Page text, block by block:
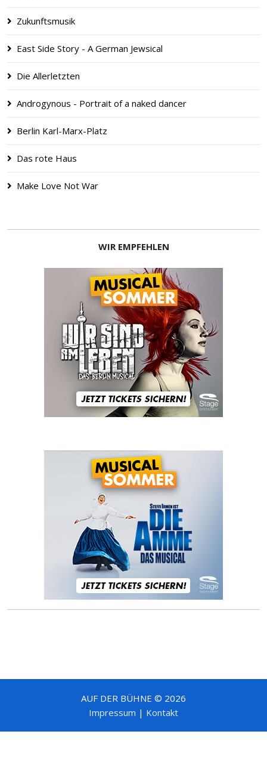
Zukunftsmusik
East Side Story - A German Jewsical
Die Allerletzten
Androgynous - Portrait of a naked dancer
Berlin Karl-Marx-Platz
Das rote Haus
Make Love Not War
WIR EMPFEHLEN
AUF DER BÜHNE © 2026
Impressum | Kontakt